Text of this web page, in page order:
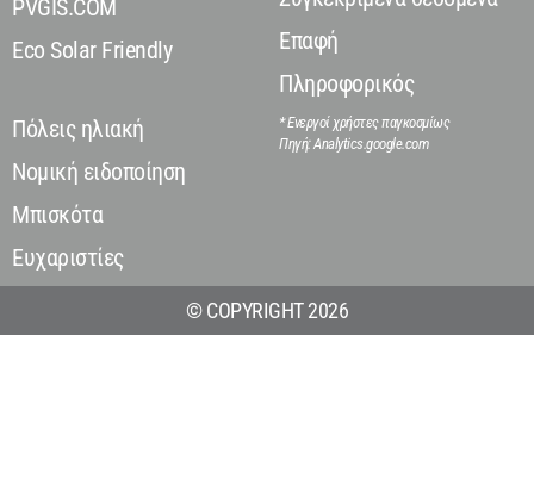
PVGIS.COM
Eco Solar Friendly
Πόλεις ηλιακή
Νομική ειδοποίηση
Μπισκότα
Ευχαριστίες
Επαφή
Πληροφορικός
* Ενεργοί χρήστες παγκοσμίως
Πηγή: Analytics.google.com
© COPYRIGHT 2026